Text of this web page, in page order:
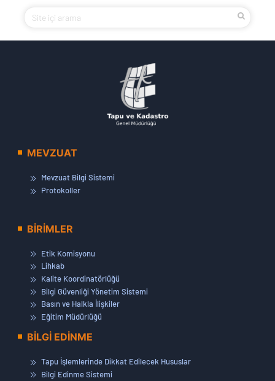
MEVZUAT
Mevzuat Bilgi Sistemi
Protokoller
BİRİMLER
Etik Komisyonu
Lihkab
Kalite Koordinatörlüğü
Bilgi Güvenliği Yönetim Sistemi
Basın ve Halkla İlişkiler
Eğitim Müdürlüğü
BİLGİ EDİNME
Tapu İşlemlerinde Dikkat Edilecek Hususlar
Bilgi Edinme Sistemi